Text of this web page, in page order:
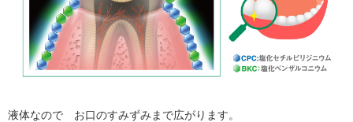
液体なので お口のすみずみまで広がります。